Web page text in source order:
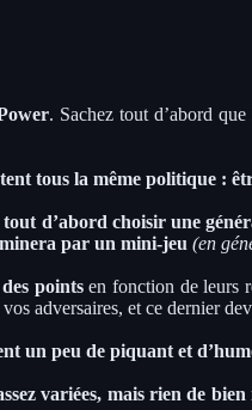
. Sachez tout d’abord que
tous la même politique :
tout d’abord choisir une
par un mini-jeu (en
pointsen fonction de leurs
adversaires, et ce dernier
un peu de piquant et
variées, mais rien de